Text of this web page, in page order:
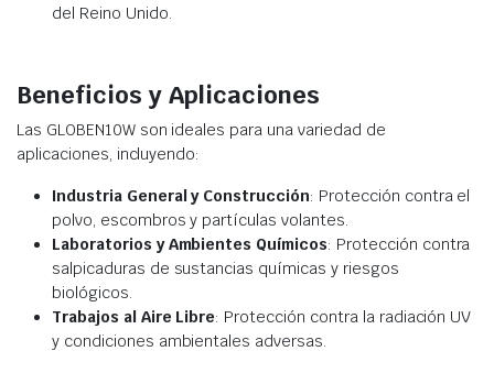
del Reino Unido.
Beneficios y Aplicaciones
Las GLOBEN10W son ideales para una variedad de
aplicaciones, incluyendo:
Industria General y Construcción: Protección contra el
polvo, escombros y partículas volantes.
Laboratorios y Ambientes Químicos: Protección contra
salpicaduras de sustancias químicas y riesgos
biológicos.
Trabajos al Aire Libre: Protección contra la radiación UV
y condiciones ambientales adversas.